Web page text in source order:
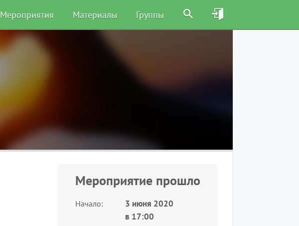
Мероприятия Материалы Группы
Мероприятие прошло
Начало
3 июня 2020
в 17:00